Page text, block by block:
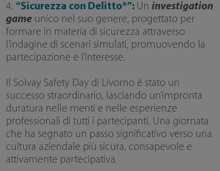
4. “Sicurezza con Delitto®”: Un investigation
game unico nel suo genere, progettato per
formare in materia di sicurezza attraverso
l’indagine di scenari simulati, promuovendo la
partecipazione e l’interesse.
Il Solvay Safety Day di Livorno è stato un
successo straordinario, lasciando un’impronta
duratura nelle menti e nelle esperienze
professionali di tutti i partecipanti. Una giornata
che ha segnato un passo significativo verso una
cultura aziendale più sicura, consapevole e
attivamente partecipativa.